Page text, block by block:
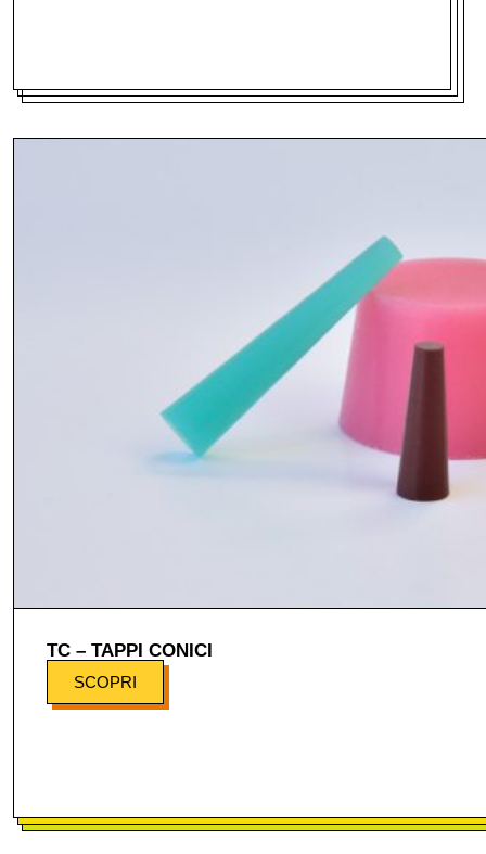
TC – TAPPI CONICI
SCOPRI